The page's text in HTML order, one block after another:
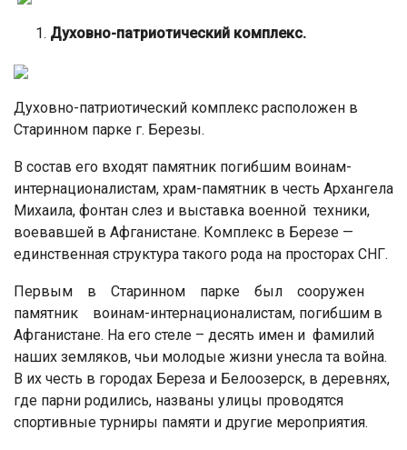
Духовно-патриотический комплекс.
Духовно-патриотический комплекс расположен в
Старинном парке г. Березы.
В состав его входят памятник погибшим воинам-
интернационалистам, храм-памятник в честь Архангела
Михаила, фонтан слез и выставка военной техники,
воевавшей в Афганистане. Комплекс в Березе —
единственная структура такого рода на просторах СНГ.
Первым в Старинном парке был сооружен
памятник воинам-интернационалистам, погибшим в
Афганистане. На его стеле – десять имен и фамилий
наших земляков, чьи молодые жизни унесла та война.
В их честь в городах Береза и Белоозерск, в деревнях,
где парни родились, названы улицы проводятся
спортивные турниры памяти и другие мероприятия.